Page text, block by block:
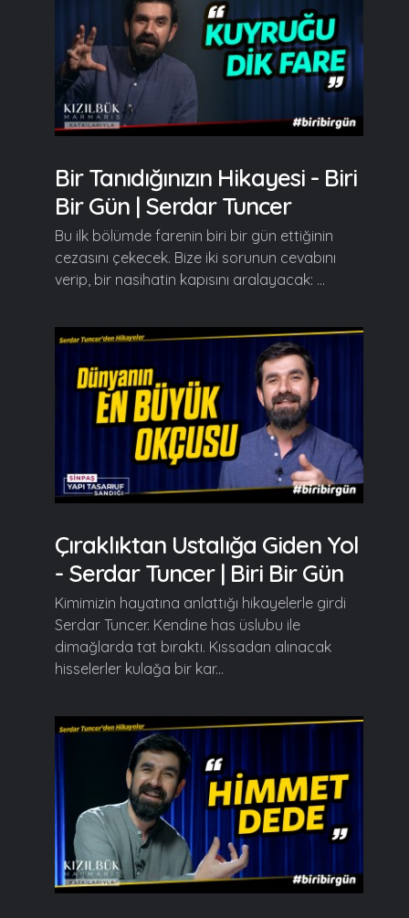
Bir Tanıdığınızın Hikayesi - Biri
Bir Gün | Serdar Tuncer
Bu ilk bölümde farenin biri bir gün ettiğinin
cezasını çekecek. Bize iki sorunun cevabını
verip, bir nasihatin kapısını aralayacak: ...
Çıraklıktan Ustalığa Giden Yol
- Serdar Tuncer | Biri Bir Gün
Kimimizin hayatına anlattığı hikayelerle girdi
Serdar Tuncer. Kendine has üslubu ile
dimağlarda tat bıraktı. Kıssadan alınacak
hisselerler kulağa bir kar...